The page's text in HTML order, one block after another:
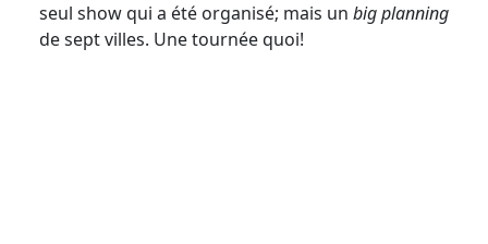
seul show qui a été organisé; mais un big planning
de sept villes. Une tournée quoi!